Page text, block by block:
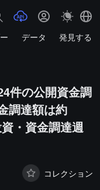
データ 発見する
件の公開資金調
調達額は約
・資金調達週
コレクション